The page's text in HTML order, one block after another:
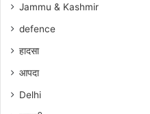
Jammu & Kashmir
defence
हादसा
आपदा
Delhi